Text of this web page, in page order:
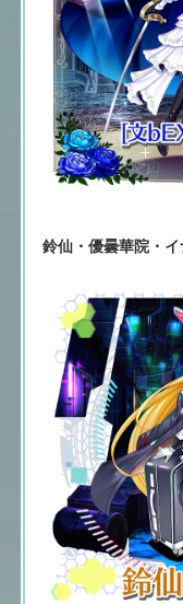
鈴仙・優曇華院・